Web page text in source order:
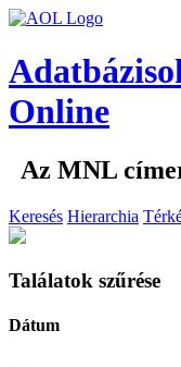
Online
Az MNL
Keresés Hierarchia
Találatok szűrése
Dátum